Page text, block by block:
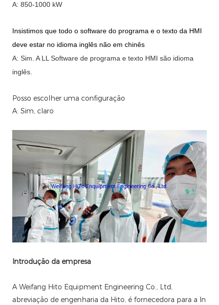
A: 850-1000 kW
Insistimos que todo o software do programa e o texto da HMI
deve estar no idioma inglês não em chinês
A: Sim. ALL Software de programa e texto HMI são idioma
inglês.
Posso escolher uma configuração
A: Sim, claro
Introdução da empresa
A Weifang Hito Equipment Engineering Co., Ltd,
abreviação de engenharia da Hito, é fornecedora para a In